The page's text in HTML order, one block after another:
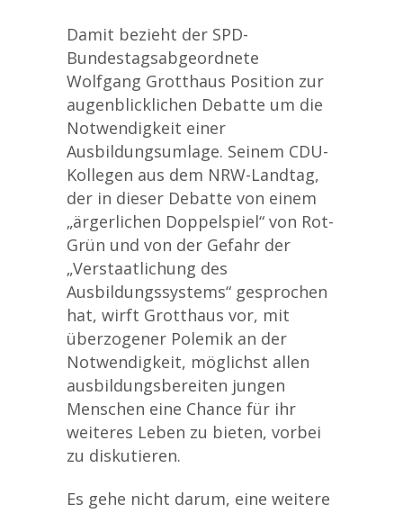
Damit bezieht der SPD-
Bundestagsabgeordnete
Wolfgang Grotthaus Position zur
augenblicklichen Debatte um die
Notwendigkeit einer
Ausbildungsumlage. Seinem CDU-
Kollegen aus dem NRW-Landtag,
der in dieser Debatte von einem
„ärgerlichen Doppelspiel“ von Rot-
Grün und von der Gefahr der
„Verstaatlichung des
Ausbildungssystems“ gesprochen
hat, wirft Grotthaus vor, mit
überzogener Polemik an der
Notwendigkeit, möglichst allen
ausbildungsbereiten jungen
Menschen eine Chance für ihr
weiteres Leben zu bieten, vorbei
zu diskutieren.
Es gehe nicht darum, eine weitere